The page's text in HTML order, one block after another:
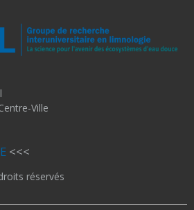
Ville
<<<
réservés